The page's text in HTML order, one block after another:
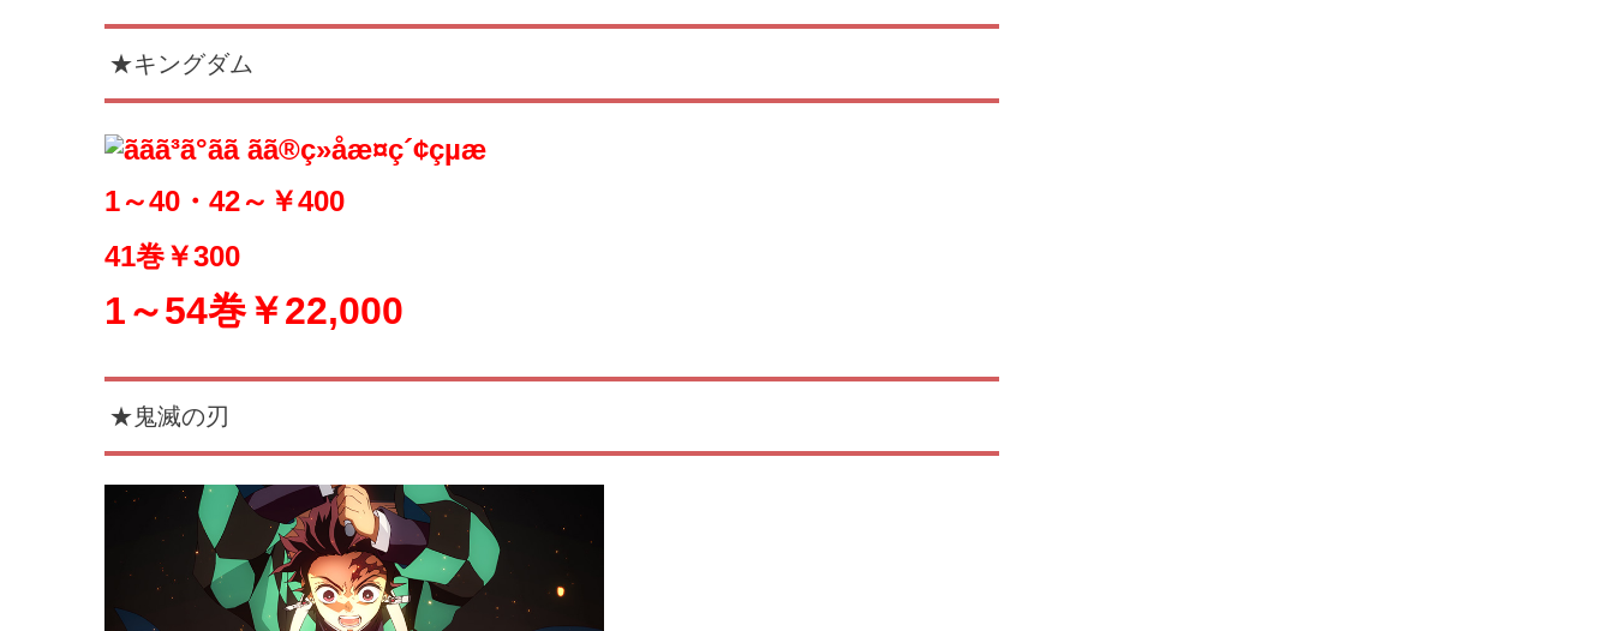
★キングダム
1～40・42～￥400
41巻￥300
1～54巻￥22,000
★鬼滅の刃